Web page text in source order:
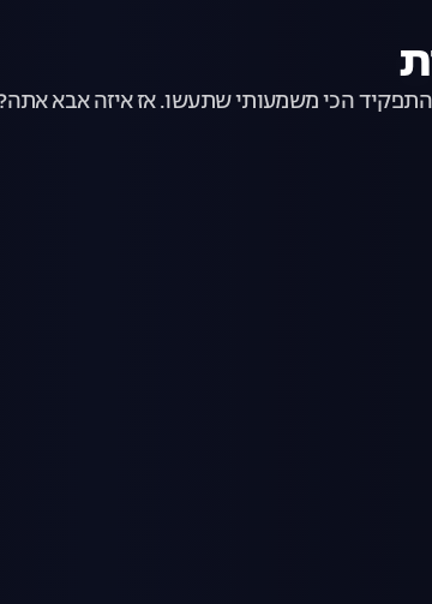
שתעשו. אז איזה אבא אתה? לקראת העונה החדשה 6 אבות,